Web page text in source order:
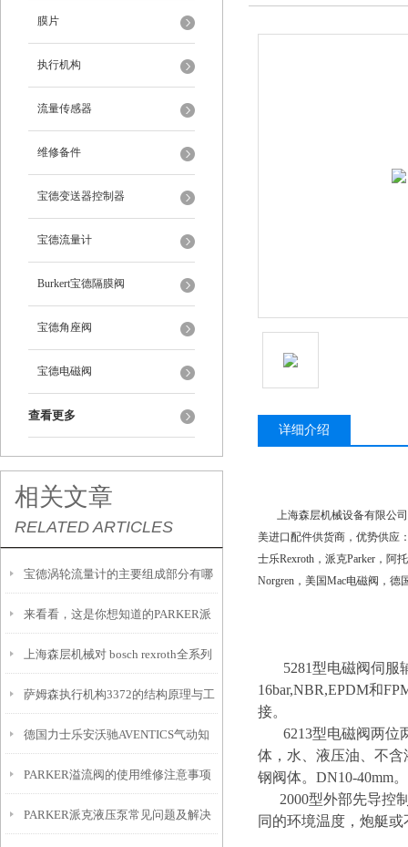
膜片
执行机构
流量传感器
维修备件
宝德变送器控制器
宝德流量计
Burkert宝德隔膜阀
宝德角座阀
宝德电磁阀
查看更多
相关文章
RELATED ARTICLES
宝德涡轮流量计的主要组成部分有哪
些？
来看看，这是你想知道的PARKER派
克泵吗？
上海森层机械对 bosch rexroth全系列
气动产品的了解
萨姆森执行机构3372的结构原理与工
业阀门驱动应用
德国力士乐安沃驰AVENTICS气动知
识概要
PARKER溢流阀的使用维修注意事项
PARKER派克液压泵常见问题及解决
详细介绍
上海森层机械设备有限公司
美进口配件供货商，优势供应
士乐Rexroth，派克Parker，阿
Norgren，美国Mac电磁阀，
5281型电磁阀伺服
16bar,NBR,EPDM和
接。
6213型电磁阀两位
体，水、液压油、不
钢阀体。DN10-40mm。
2000型外部先导控制
同的环境温度，炮艇